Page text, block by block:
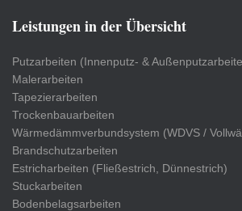
Leistungen in der Übersicht
Putzarbeiten (Innenputz- &
Malerarbeiten
Tapezierarbeiten
Trockenbauarbeiten
Wärmedämmverbundsystem (WDVS /
Brandschutzarbeiten
Estricharbeiten (Fließestrich, Dünnestrich)
Stuckarbeiten
Bodenbelagsarbeiten